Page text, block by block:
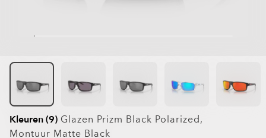
Kleuren (9) Glazen Prizm Black Polarized,
Montuur Matte Black